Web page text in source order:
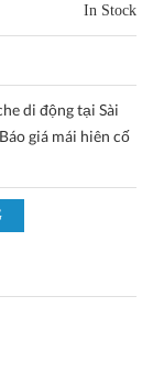
In Stock
di động tại Sài
giá mái hiên cố